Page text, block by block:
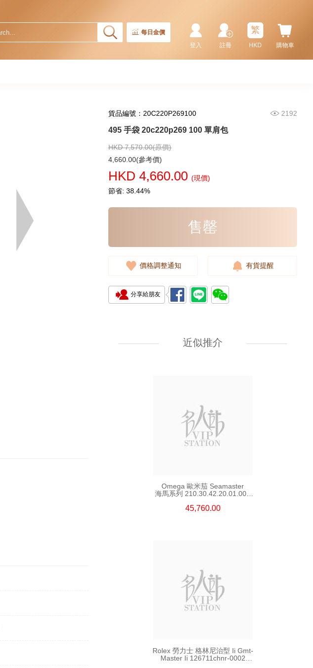
每日金價
購物車
繁
HKD
註冊
登入
貨品編號：20C220P269100 2192
495 手袋 20c220p269 100 單肩包
HKD 7,570.00(原價)
4,660.00(參考價)
HKD 4,660.00 (現價)
節省: 38.44%
售罄
價格調整通知 有貨提醒
分享給朋友
近似推介
Submariner 124060-0001 精鋼
無日曆 黑水鬼
102,000.00
鋼 遊艇 灰面
107,000.00
Omega 歐米茄 Seamaster
海馬系列 210.30.42.20.01.002
45,760.00
Rolex 勞力士 格林尼治型 Ii Gmt-
Master Ii 126711chnr-0002